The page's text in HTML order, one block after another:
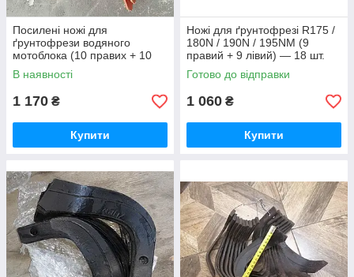
Посилені ножі для
ґрунтофрези водяного
мотоблока (10 правих + 10
лівих) — 20 шт.(комплект)
В наявності
1 170 ₴
Купити
Ножі для ґрунтофрезі R175 /
180N / 190N / 195NM (9
правий + 9 лівий) — 18 шт.
(комплекс) мотоблоків
Готово до відправки
1 060 ₴
Купити